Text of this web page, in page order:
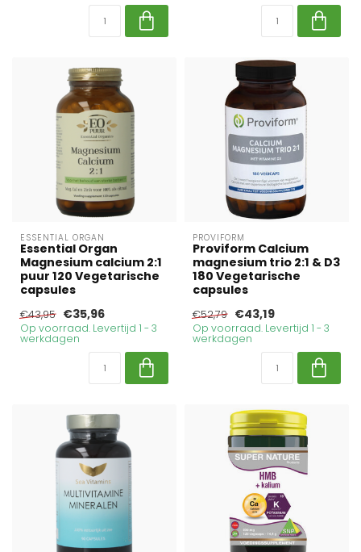
ESSENTIAL ORGAN
Essential Organ
Magnesium calcium 2:1
puur 120 Vegetarische
capsules
€43,95 €35,96
Op voorraad. Levertijd 1 - 3
werkdagen
PROVIFORM
Proviform Calcium
magnesium trio 2:1 & D3
180 Vegetarische
capsules
€52,79 €43,19
Op voorraad. Levertijd 1 - 3
werkdagen